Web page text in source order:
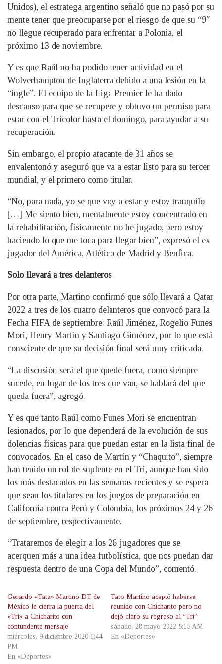
Unidos), el estratega argentino señaló que no pasó por su
mente tener que preocuparse por el riesgo de que su “9″
no llegue recuperado para enfrentar a Polonia, el
próximo 13 de noviembre.
Y es que Raúl no ha podido tener actividad en el
Wolverhampton de Inglaterra debido a una lesión en la
“ingle”. El equipo de la Liga Premier le ha dado
descanso para que se recupere y obtuvo un permiso para
estar con el Tricolor hasta el domingo, para ayudar a su
recuperación.
Sin embargo, el propio atacante de 31 años se
envalentonó y aseguró que va a estar listo para su tercer
mundial, y el primero como titular.
“No, para nada, yo se que voy a estar y estoy tranquilo
[…] Me siento bien, mentalmente estoy concentrado en
la rehabilitación, físicamente no he jugado, pero estoy
haciendo lo que me toca para llegar bien”, expresó el ex
jugador del América, Atlético de Madrid y Benfica.
Solo llevará a tres delanteros
Por otra parte, Martino confirmó que sólo llevará a Qatar
2022 a tres de los cuatro delanteros que convocó para la
Fecha FIFA de septiembre: Raúl Jiménez, Rogelio Funes
Mori, Henry Martín y Santiago Giménez, por lo que está
consciente de que su decisión final será muy criticada.
“La discusión será el que quede fuera, como siempre
sucede, en lugar de los tres que van, se hablará del que
queda fuera”, agregó.
Y es que tanto Raúl como Funes Mori se encuentran
lesionados, por lo que dependerá de la evolución de sus
dolencias físicas para que puedan estar en la lista final de
convocados. En el caso de Martín y “Chaquito”, siempre
han tenido un rol de suplente en el Tri, aunque han sido
los más destacados en las semanas recientes y se espera
que sean los titulares en los juegos de preparación en
California contra Perú y Colombia, los próximos 24 y 26
de septiembre, respectivamente.
“Trataremos de elegir a los 26 jugadores que se
acerquen más a una idea futbolística, que nos puedan dar
respuesta dentro de una Copa del Mundo”, comentó.
Gerardo «Tata» Martino DT de
México le cierra la puerta del
«Tri» a Chicharito con
contundente mensaje
miércoles, 9 diciembre 2020 1:44
PM
En «Deportes»
Tato Martino aceptó haberse
reunido con Chicharito pero no
dejó claro su regreso al “Tri”
sábado, 28 mayo 2022 5:15 AM
En «Deportes»